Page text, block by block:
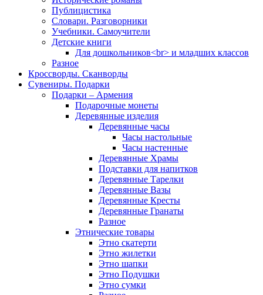
Публицистика
Словари. Разговорники
Учебники. Самоучители
Детские книги
Для дошкольников<br> и младших классов
Разное
Кроссворды. Сканворды
Сувениры. Подарки
Подарки – Армения
Подарочные монеты
Деревянные изделия
Деревянные часы
Часы настольные
Часы настенные
Деревянные Храмы
Подставки для напитков
Деревянные Тарелки
Деревянные Вазы
Деревянные Кресты
Деревянные Гранаты
Разное
Этнические товары
Этно скатерти
Этно жилетки
Этно шапки
Этно Подушки
Этно сумки